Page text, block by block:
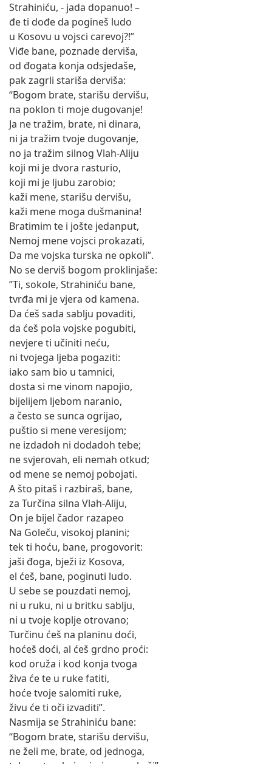
Strahiniću, - jada dopanuo! –
đe ti dođe da pogineš ludo
u Kosovu u vojsci carevoj?!”
Viđe bane, poznade derviša,
od đogata konja odsjedaše,
pak zagrli stariša derviša:
“Bogom brate, starišu dervišu,
na poklon ti moje dugovanje!
Ja ne tražim, brate, ni dinara,
ni ja tražim tvoje dugovanje,
no ja tražim silnog Vlah-Aliju
koji mi je dvora rasturio,
koji mi je ljubu zarobio;
kaži mene, starišu dervišu,
kaži mene moga dušmanina!
Bratimim te i jošte jedanput,
Nemoj mene vojsci prokazati,
Da me vojska turska ne opkoli”.
No se derviš bogom proklinjaše:
”Ti, sokole, Strahiniću bane,
tvrđa mi je vjera od kamena.
Da ćeš sada sablju povaditi,
da ćeš pola vojske pogubiti,
nevjere ti učiniti neću,
ni tvojega ljeba pogaziti:
iako sam bio u tamnici,
dosta si me vinom napojio,
bijelijem ljebom naranio,
a često se sunca ogrijao,
puštio si mene veresijom;
ne izdadoh ni dodadoh tebe;
ne svjerovah, eli nemah otkud;
od mene se nemoj pobojati.
A što pitaš i razbiraš, bane,
za Turčina silna Vlah-Aliju,
On je bijel čador razapeo
Na Goleču, visokoj planini;
tek ti hoću, bane, progovorit:
jaši đoga, bježi iz Kosova,
el ćeš, bane, poginuti ludo.
U sebe se pouzdati nemoj,
ni u ruku, ni u britku sablju,
ni u tvoje koplje otrovano;
Turčinu ćeš na planinu doći,
hoćeš doći, al ćeš grdno proći:
kod oruža i kod konja tvoga
živa će te u ruke fatiti,
hoće tvoje salomiti ruke,
živu će ti oči izvaditi”.
Nasmija se Strahiniću bane:
“Bogom brate, starišu dervišu,
ne želi me, brate, od jednoga,